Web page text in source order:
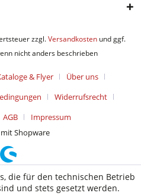
zzgl.Versandkosten und ggf.
nicht anders beschrieben
& Flyer
Über uns
Widerrufsrecht
AGB
Impressum
Shopware
die für den technischen Betrieb
und stets gesetzt werden.